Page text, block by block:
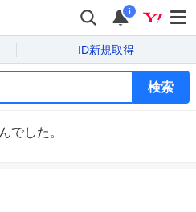
i
ID新規取得
検索
でした。